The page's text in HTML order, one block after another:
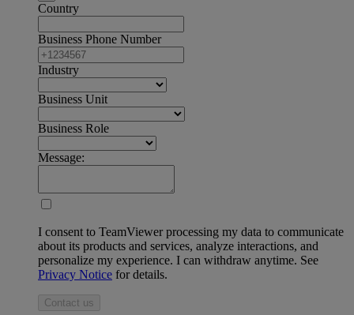
Country
Business Phone Number
Industry
Business Unit
Business Role
Message:
I consent to TeamViewer processing my data to communicate
about its products and services, analyze interactions, and
personalize my experience. I can withdraw anytime. See
Privacy Notice for details.
Contact us